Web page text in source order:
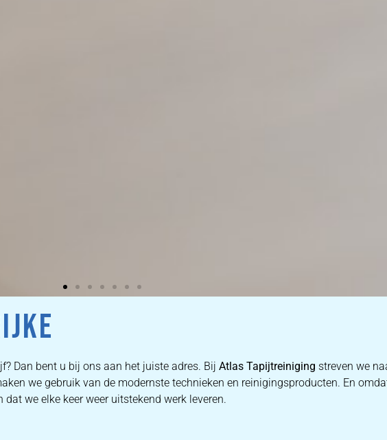
Dan bent u bij ons aan het juiste adres. Bij Atlas Tapijtreiniging streven we
we gebruik van de modernste technieken en reinigingsproducten. En
we elke keer weer uitstekend werk leveren.